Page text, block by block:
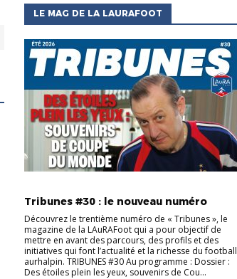
LE MAG DE LA LAURAFOOT
Tribunes #30 : le nouveau numéro
Découvrez le trentième numéro de « Tribunes », le
magazine de la LAuRAFoot qui a pour objectif de
mettre en avant des parcours, des profils et des
initiatives qui font l’actualité et la richesse du football
aurhalpin. TRIBUNES #30 Au programme : Dossier :
Des étoiles plein les yeux, souvenirs de Cou...